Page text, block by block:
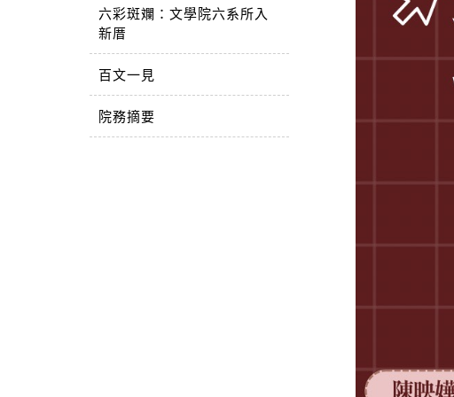
六彩斑斕：文學院六系所入
新厝
百文一見
院務摘要